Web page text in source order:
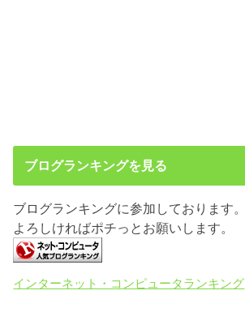
ブログランキングを見る
ブログランキングに参加しております。
よろしければポチっとお願いします。
インターネット・コンピュータランキング